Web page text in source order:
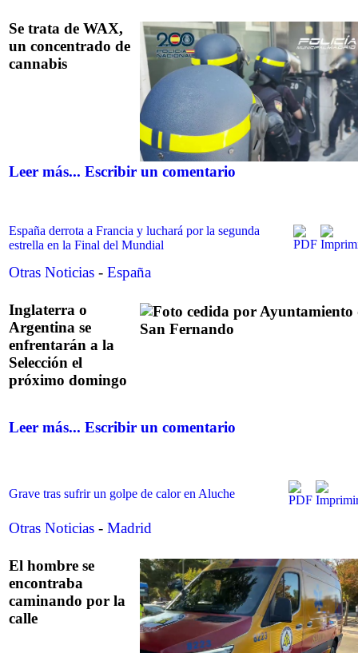
Se trata de WAX,
un concentrado de
cannabis
Leer más... Escribir un comentario
España derrota a Francia y luchará por la segunda
estrella en la Final del Mundial
Otras Noticias - España
Inglaterra o
Argentina se
enfrentarán a la
Selección el
próximo domingo
Leer más... Escribir un comentario
Grave tras sufrir un golpe de calor en Aluche
Otras Noticias - Madrid
El hombre se
encontraba
caminando por la
calle